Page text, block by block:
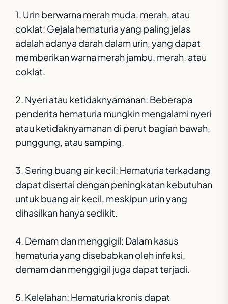
1. Urin berwarna merah muda, merah, atau
coklat: Gejala hematuria yang paling jelas
adalah adanya darah dalam urin, yang dapat
memberikan warna merah jambu, merah, atau
coklat.
2. Nyeri atau ketidaknyamanan: Beberapa
penderita hematuria mungkin mengalami nyeri
atau ketidaknyamanan di perut bagian bawah,
punggung, atau samping.
3. Sering buang air kecil: Hematuria terkadang
dapat disertai dengan peningkatan kebutuhan
untuk buang air kecil, meskipun urin yang
dihasilkan hanya sedikit.
4. Demam dan menggigil: Dalam kasus
hematuria yang disebabkan oleh infeksi,
demam dan menggigil juga dapat terjadi.
5. Kelelahan: Hematuria kronis dapat